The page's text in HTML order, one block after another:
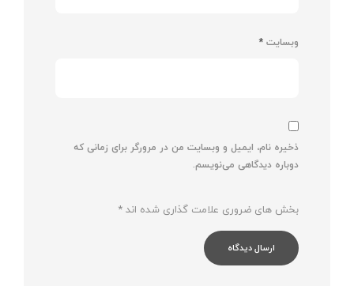
وبسایت *
ذخیره نام، ایمیل و وبسایت من در مرورگر برای زمانی که
دوباره دیدگاهی می‌نویسم.
بخش های ضروری علامت گذاری شده اند *